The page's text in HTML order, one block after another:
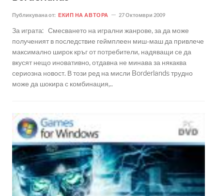
Публикувана от: ЕКИП НА АВТОРА 27 Октомври 2009
За играта: Смесването на игрални жанрове, за да може
полученият в последствие геймплеен миш-маш да привлече
максимално широк кръг от потребители, надяващи се да
вкусят нещо иновативно, отдавна не минава за някаква
сериозна новост. В този ред на мисли Borderlands трудно
може да шокира с комбинация,..